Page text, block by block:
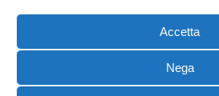
Accetta
Nega
Grafica e web: